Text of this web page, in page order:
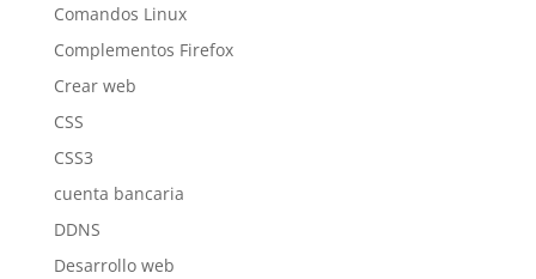
Comandos Linux
Complementos Firefox
Crear web
CSS
CSS3
cuenta bancaria
DDNS
Desarrollo web